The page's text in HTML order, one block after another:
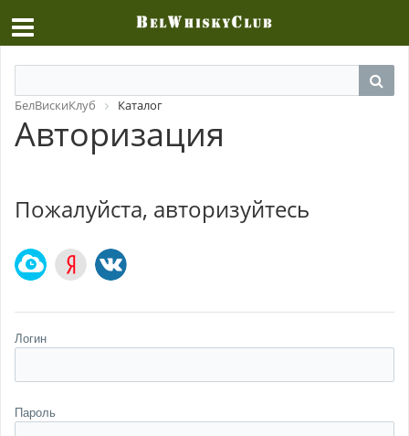
БелВискиКлуб Каталог
Авторизация
Пожалуйста, авторизуйтесь
Логин
Пароль